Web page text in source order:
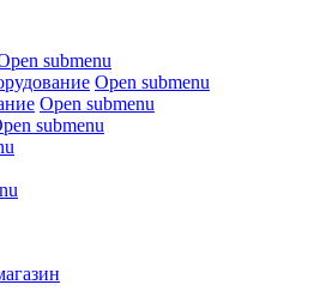
submenu
Open submenu
Open submenu
submenu